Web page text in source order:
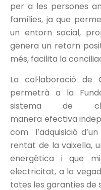
per a les persones
famílies, ja que
un entorn social,
genera un retorn
més, facilita la
La col·laboració de
permetrà a la
sistema de
manera efectiva
com l’adquisició
rentat de la vaixella,
energètica i que
electricitat, a la
totes les garanties de